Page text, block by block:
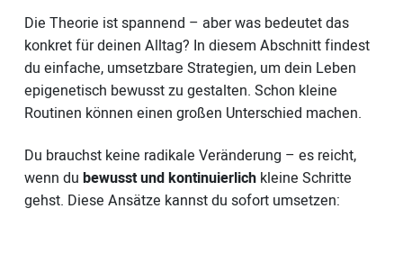
Die Theorie ist spannend – aber was bedeutet das
konkret für deinen Alltag? In diesem Abschnitt findest
du einfache, umsetzbare Strategien, um dein Leben
epigenetisch bewusst zu gestalten. Schon kleine
Routinen können einen großen Unterschied machen.
Du brauchst keine radikale Veränderung – es reicht,
wenn du bewusst und kontinuierlichkleine Schritte
gehst. Diese Ansätze kannst du sofort umsetzen: